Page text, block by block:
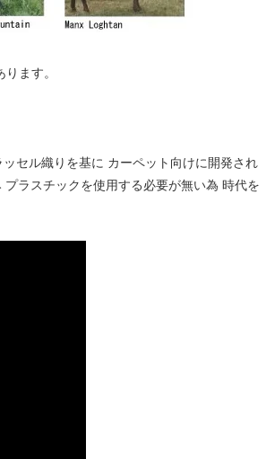
ます。
セル織りを基に カーペット向けに開発され
ラスチックを使用する必要が無い為 時代を